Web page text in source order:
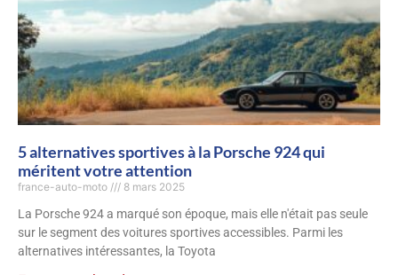
5 alternatives sportives à la Porsche 924 qui
méritent votre attention
france-auto-moto 8 mars 2025
La Porsche 924 a marqué son époque, mais elle n'était pas seule
sur le segment des voitures sportives accessibles. Parmi les
alternatives intéressantes, la Toyota